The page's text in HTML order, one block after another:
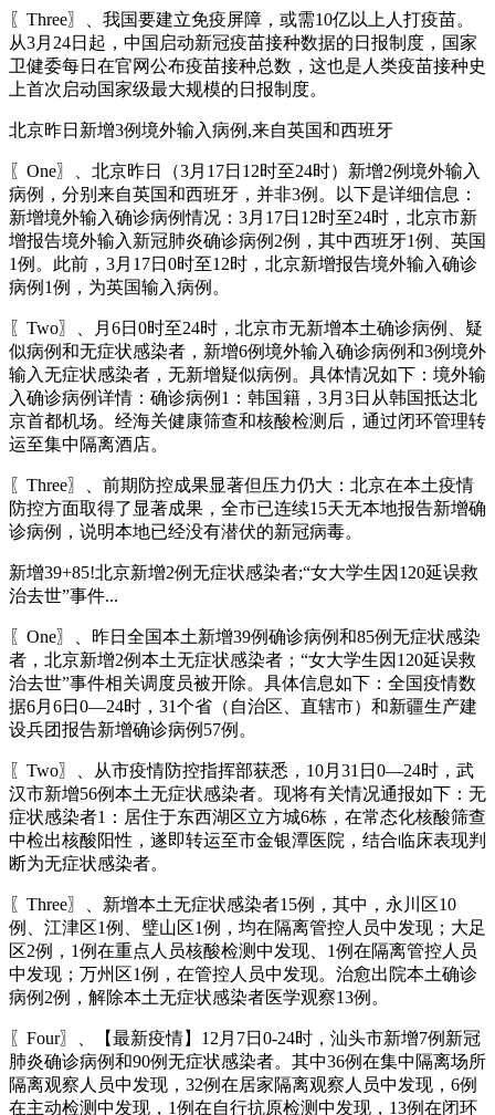
〖Three〗、我国要建立免疫屏障，或需10亿以上人打疫苗。
从3月24日起，中国启动新冠疫苗接种数据的日报制度，国家
卫健委每日在官网公布疫苗接种总数，这也是人类疫苗接种史
上首次启动国家级最大规模的日报制度。
北京昨日新增3例境外输入病例,来自英国和西班牙
〖One〗、北京昨日（3月17日12时至24时）新增2例境外输入
病例，分别来自英国和西班牙，并非3例。以下是详细信息：
新增境外输入确诊病例情况：3月17日12时至24时，北京市新
增报告境外输入新冠肺炎确诊病例2例，其中西班牙1例、英国
1例。此前，3月17日0时至12时，北京新增报告境外输入确诊
病例1例，为英国输入病例。
〖Two〗、月6日0时至24时，北京市无新增本土确诊病例、疑
似病例和无症状感染者，新增6例境外输入确诊病例和3例境外
输入无症状感染者，无新增疑似病例。具体情况如下：境外输
入确诊病例详情：确诊病例1：韩国籍，3月3日从韩国抵达北
京首都机场。经海关健康筛查和核酸检测后，通过闭环管理转
运至集中隔离酒店。
〖Three〗、前期防控成果显著但压力仍大：北京在本土疫情
防控方面取得了显著成果，全市已连续15天无本地报告新增确
诊病例，说明本地已经没有潜伏的新冠病毒。
新增39+85!北京新增2例无症状感染者;“女大学生因120延误救
治去世”事件...
〖One〗、昨日全国本土新增39例确诊病例和85例无症状感染
者，北京新增2例本土无症状感染者；“女大学生因120延误救
治去世”事件相关调度员被开除。具体信息如下：全国疫情数
据6月6日0—24时，31个省（自治区、直辖市）和新疆生产建
设兵团报告新增确诊病例57例。
〖Two〗、从市疫情防控指挥部获悉，10月31日0—24时，武
汉市新增56例本土无症状感染者。现将有关情况通报如下：无
症状感染者1：居住于东西湖区立方城6栋，在常态化核酸筛查
中检出核酸阳性，遂即转运至市金银潭医院，结合临床表现判
断为无症状感染者。
〖Three〗、新增本土无症状感染者15例，其中，永川区10
例、江津区1例、璧山区1例，均在隔离管控人员中发现；大足
区2例，1例在重点人员核酸检测中发现、1例在隔离管控人员
中发现；万州区1例，在管控人员中发现。治愈出院本土确诊
病例2例，解除本土无症状感染者医学观察13例。
〖Four〗、【最新疫情】12月7日0-24时，汕头市新增7例新冠
肺炎确诊病例和90例无症状感染者。其中36例在集中隔离场所
隔离观察人员中发现，32例在居家隔离观察人员中发现，6例
在主动检测中发现，1例在自行抗原检测中发现，13例在闭环